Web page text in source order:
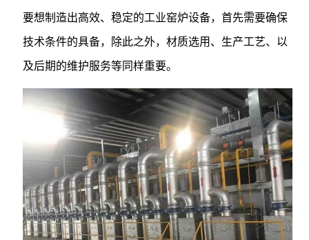
要想制造出高效、稳定的工业窑炉设备，首先需要确保
技术条件的具备，除此之外，材质选用、生产工艺、以
及后期的维护服务等同样重要。